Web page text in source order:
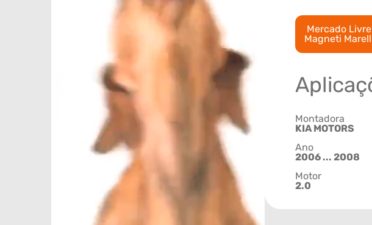
Mercado Livre
Magneti
Montadora
KIA MOTORS
Ano
2006 ... 2008
Motor
2.0